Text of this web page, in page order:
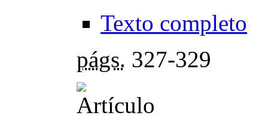
Texto completo
págs. 327-329